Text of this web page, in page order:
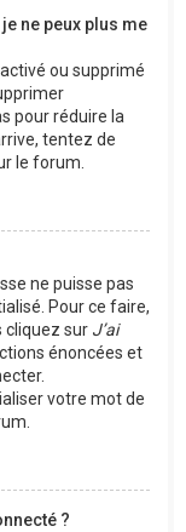
ne peux plus me
ou supprimé
pour réduire la
tentez de
le forum.
ne puisse pas
Pour ce faire,
cliquez sur J’ai
énoncées et
votre mot de
?